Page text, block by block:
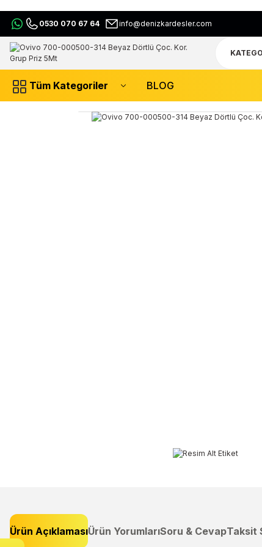
0530 070 67 64 info@denizkardesler.com
Tüm Kategoriler BLOG
Ürün AçıklamasıÜrün YorumlarıSoru & CevapTaksit